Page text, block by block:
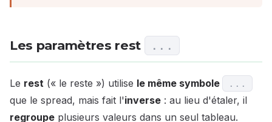
Les paramètres rest ...
Le rest (« le reste ») utilise le même symbole ...
que le spread, mais fait l'inverse : au lieu d'étaler, il
regroupe plusieurs valeurs dans un seul tableau.